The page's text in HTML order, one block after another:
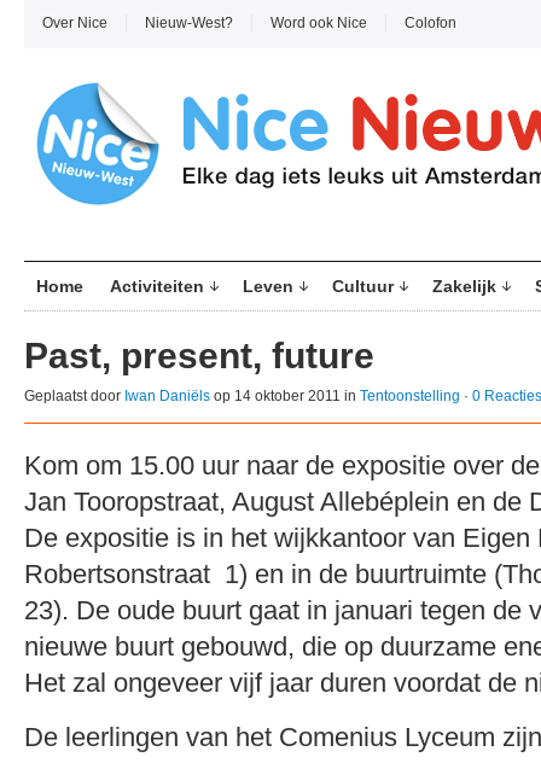
Over Nice Nieuw-West? Word ook Nice Colofon
Home Activiteiten Leven Cultuur Zakelijk
Past, present, future
Geplaatst door Iwan Daniëls op 14 oktober 2011 in Tentoonstelling · 0 Reacties
Kom om 15.00 uur naar de expositie over
Jan Tooropstraat, August Allebéplein en de
De expositie is in het wijkkantoor van Eigen
Robertsonstraat 1) en in de buurtruimte
23). De oude buurt gaat in januari tegen de
nieuwe buurt gebouwd, die op duurzame
Het zal ongeveer vijf jaar duren voordat de
De leerlingen van het Comenius Lyceum